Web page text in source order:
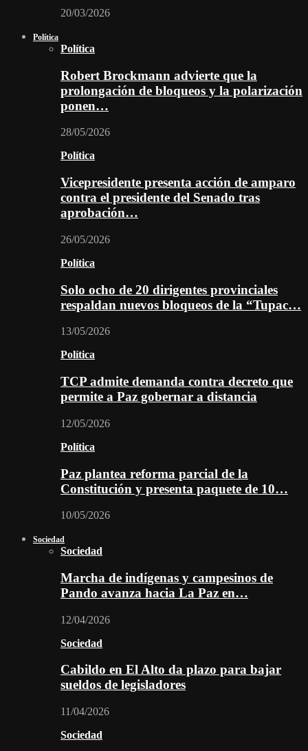
20/03/2026
Política
Política
Robert Brockmann advierte que la
prolongación de bloqueos y la polarización
ponen…
28/05/2026
Política
Vicepresidente presenta acción de amparo
contra el presidente del Senado tras
aprobación…
26/05/2026
Política
Solo ocho de 20 dirigentes provinciales
respaldan nuevos bloqueos de la “Tupac…
13/05/2026
Política
TCP admite demanda contra decreto que
permite a Paz gobernar a distancia
12/05/2026
Política
Paz plantea reforma parcial de la
Constitución y presenta paquete de 10…
10/05/2026
Sociedad
Sociedad
Marcha de indígenas y campesinos de
Pando avanza hacia La Paz en…
12/04/2026
Sociedad
Cabildo en El Alto da plazo para bajar
sueldos de legisladores
11/04/2026
Sociedad